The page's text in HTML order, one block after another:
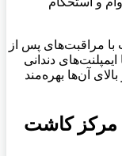
با مراقبت‌های پس از
دندانی
آن‌ها بهره‌مند
مرکز کاشت